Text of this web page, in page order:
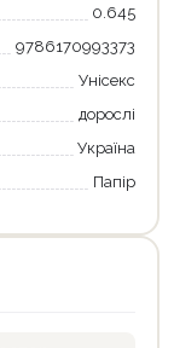
0.645
9786170993373
Унісекс
дорослі
Україна
Папір